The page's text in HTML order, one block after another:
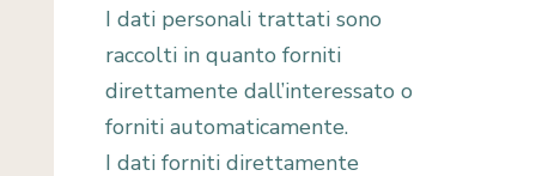
I dati personali trattati sono
raccolti in quanto forniti
direttamente dall’interessato o
forniti automaticamente.
I dati forniti direttamente